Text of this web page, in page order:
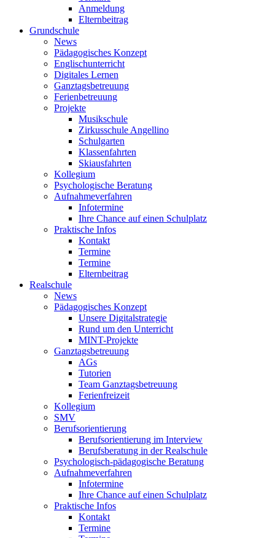
Anmeldung
Elternbeitrag
Grundschule
News
Pädagogisches Konzept
Englischunterricht
Digitales Lernen
Ganztagsbetreuung
Ferienbetreuung
Projekte
Musikschule
Zirkusschule Angellino
Schulgarten
Klassenfahrten
Skiausfahrten
Kollegium
Psychologische Beratung
Aufnahmeverfahren
Infotermine
Ihre Chance auf einen Schulplatz
Praktische Infos
Kontakt
Termine
Termine
Elternbeitrag
Realschule
News
Pädagogisches Konzept
Unsere Digitalstrategie
Rund um den Unterricht
MINT-Projekte
Ganztagsbetreuung
AGs
Tutorien
Team Ganztagsbetreuung
Ferienfreizeit
Kollegium
SMV
Berufsorientierung
Berufsorientierung im Interview
Berufsberatung in der Realschule
Psychologisch-pädagogische Beratung
Aufnahmeverfahren
Infotermine
Ihre Chance auf einen Schulplatz
Praktische Infos
Kontakt
Termine